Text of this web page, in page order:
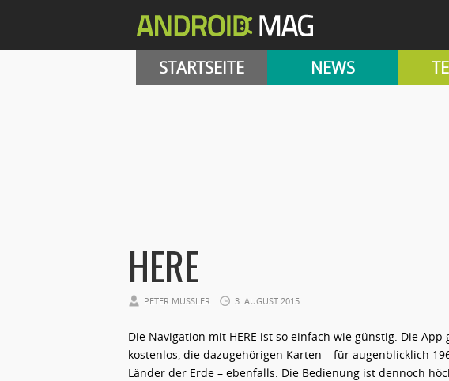
STARTSEITE NEWS
HERE
PETER MUSSLER 3. AUGUST 2015
Die Navigation mit HERE ist so einfach wie günstig. Die App
kostenlos, die dazugehörigen Karten – für augenblicklich
Länder der Erde – ebenfalls. Die Bedienung ist dennoch